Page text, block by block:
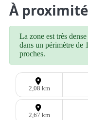
À proximité
La zone est très
dans un périmètre de
proches.
2,08 km
2,67 km